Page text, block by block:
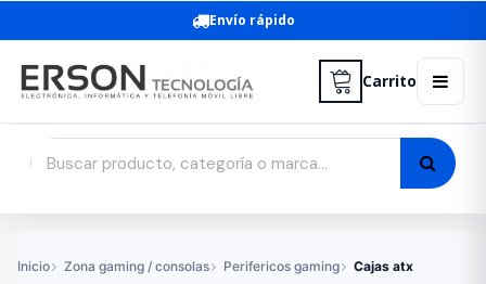
Envío rápido
Carrito
Inicio Zona gaming / consolas Perifericos gaming Cajas atx